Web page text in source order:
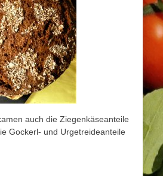
auch die Ziegenkäseanteile
Gockerl- und Urgetreideanteile